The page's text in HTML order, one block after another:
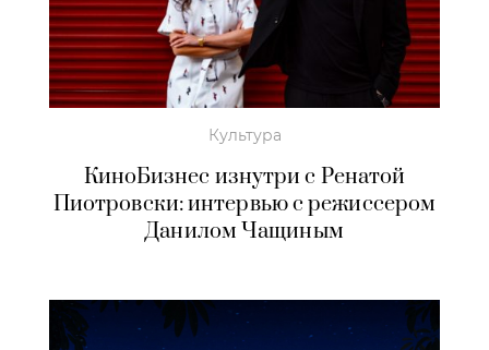
Культура
КиноБизнес изнутри с Ренатой
Пиотровски: интервью с режиссером
Данилом Чащиным